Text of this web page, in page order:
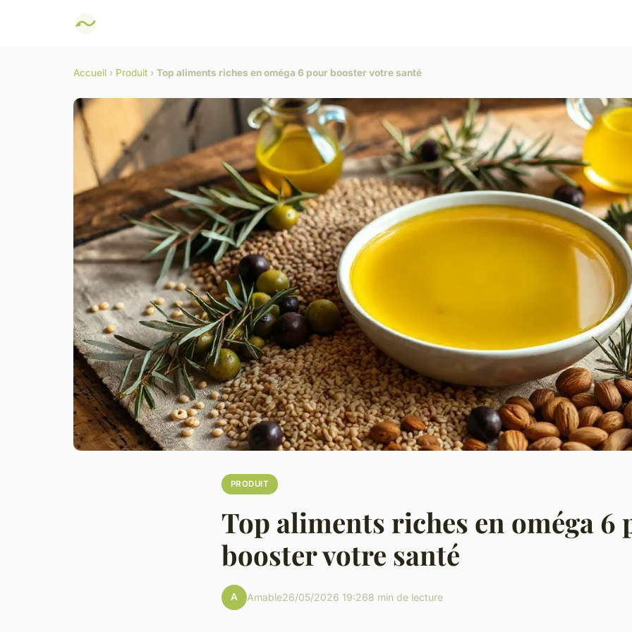
Accueil › Produit › Top aliments riches en oméga 6 pour booster votre santé
PRODUIT
Top aliments riches en oméga 6
booster votre santé
A Amable26/05/2026 19:268 min de lecture